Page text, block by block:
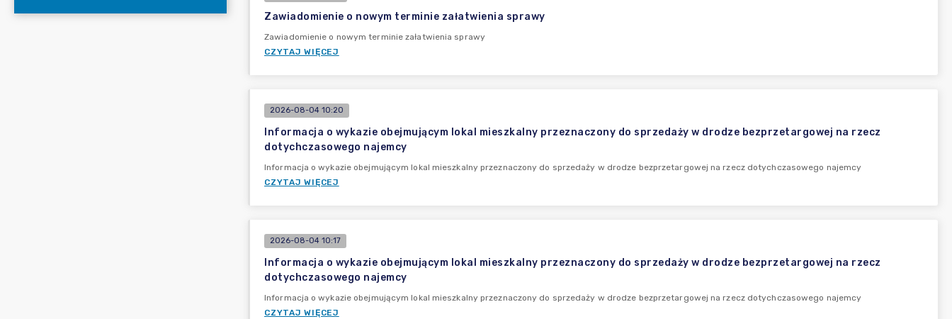
Zawiadomienie o nowym terminie załatwienia sprawy
Zawiadomienie o nowym terminie załatwienia sprawy
CZYTAJ WIĘCEJ
2026-08-04 10:20
Informacja o wykazie obejmującym lokal mieszkalny przeznaczony do sprzedaży w drodze bezprzetargowej na rzecz
dotychczasowego najemcy
Informacja o wykazie obejmującym lokal mieszkalny przeznaczony do sprzedaży w drodze bezprzetargowej na rzecz dotychczasowego najemcy
CZYTAJ WIĘCEJ
2026-08-04 10:17
Informacja o wykazie obejmującym lokal mieszkalny przeznaczony do sprzedaży w drodze bezprzetargowej na rzecz
dotychczasowego najemcy
Informacja o wykazie obejmującym lokal mieszkalny przeznaczony do sprzedaży w drodze bezprzetargowej na rzecz dotychczasowego najemcy
CZYTAJ WIĘCEJ